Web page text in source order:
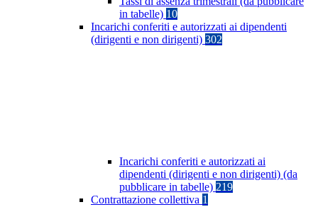
in tabelle) 10
Incarichi conferiti e autorizzati ai dipendenti
(dirigenti e non dirigenti) 302
Incarichi conferiti e autorizzati ai
dipendenti (dirigenti e non dirigenti) (da
pubblicare in tabelle) 219
Contrattazione collettiva 1